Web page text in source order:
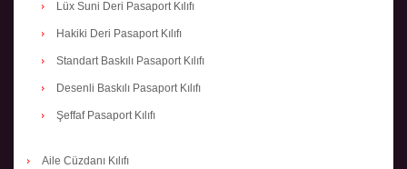
Lüx Suni Deri Pasaport Kılıfı
Hakiki Deri Pasaport Kılıfı
Standart Baskılı Pasaport Kılıfı
Desenli Baskılı Pasaport Kılıfı
Şeffaf Pasaport Kılıfı
Aile Cüzdanı Kılıfı